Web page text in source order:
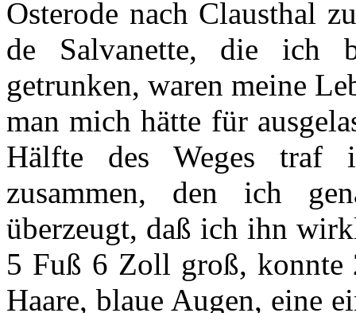
Osterode nach Clausthal
de Salvanette, die ich
getrunken, waren meine
man mich hätte für
Hälfte des Weges traf
zusammen, den ich
überzeugt, daß ich ihn
5 Fuß 6 Zoll groß, konnte
Haare, blaue Augen, eine